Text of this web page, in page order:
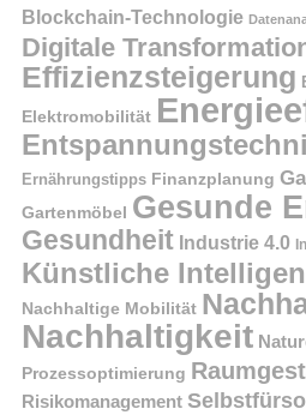
Blockchain-Technologie
Digitale
Effizienzsteigerung
Elektromobilität
Ernährungstipps Finanzplanung
Gartenmöbel Gesunde
Gesundheit Industrie 4.0
Künstliche
Nachhaltige Mobilität
Nachhaltigkeit
Prozessoptimierung
Risikomanagement